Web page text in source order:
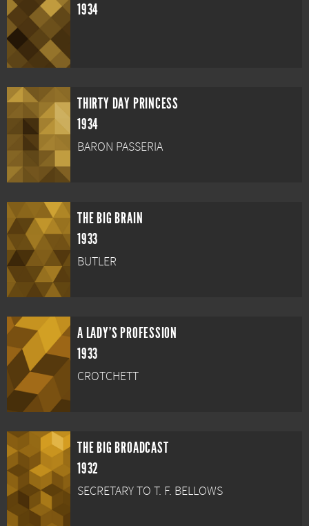
1934
THIRTY DAY PRINCESS
1934
BARON PASSERIA
THE BIG BRAIN
1933
BUTLER
A LADY'S PROFESSION
1933
CROTCHETT
THE BIG BROADCAST
1932
SECRETARY TO T. F. BELLOWS